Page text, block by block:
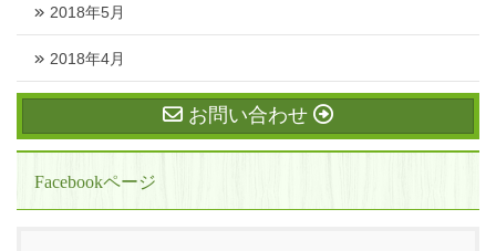
2018年5月
2018年4月
お問い合わせ
Facebookページ